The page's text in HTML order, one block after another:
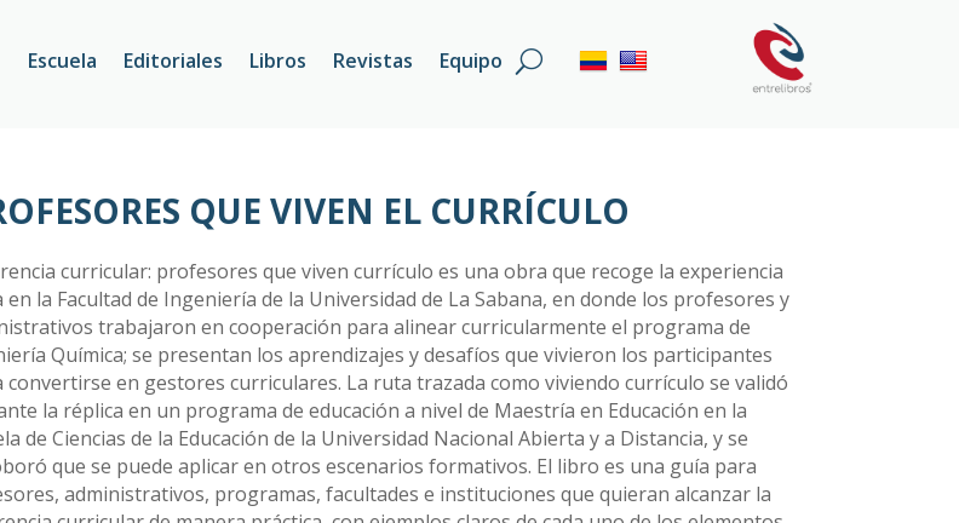
Escuela Editoriales Libros Revistas Equipo
QUE VIVEN EL CURRÍCULO
curricular: profesores que viven currículo es una obra que recoge la experiencia
en la Facultad de Ingeniería de la Universidad de La Sabana, en donde los profesores y
trabajaron en cooperación para alinear curricularmente el programa de
Química; se presentan los aprendizajes y desafíos que vivieron los participantes
convertirse en gestores curriculares. La ruta trazada como viviendo currículo se validó
la réplica en un programa de educación a nivel de Maestría en Educación en la
de Ciencias de la Educación de la Universidad Nacional Abierta y a Distancia, y se
que se puede aplicar en otros escenarios formativos. El libro es una guía para
administrativos, programas, facultades e instituciones que quieran alcanzar la